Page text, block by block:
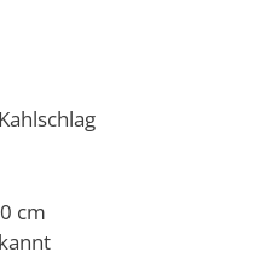
Kahlschlag
cm